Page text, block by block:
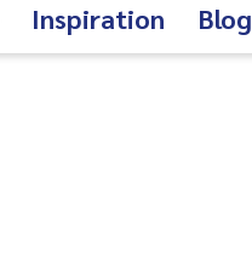
Inspiration Blog